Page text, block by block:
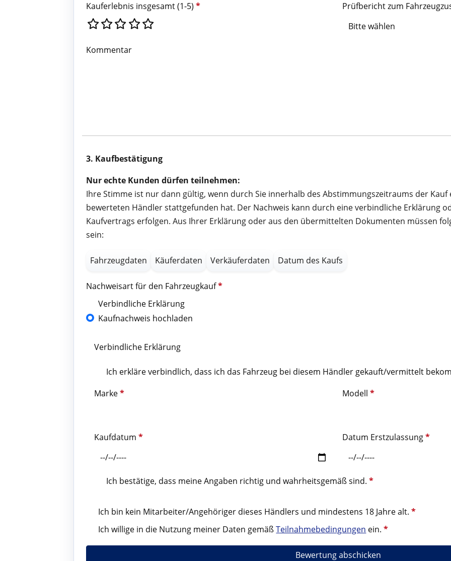
Kauferlebnis insgesamt (1-5)* Prüfbericht zum
Kommentar
3. Kaufbestätigung
Nur echte Kunden dürfen teilnehmen:
Ihre Stimme ist nur dann gültig, wenn durch Sie innerhalb des Abstimmungszeitraums der Kauf
bewerteten Händler stattgefunden hat. Der Nachweis kann durch eine verbindliche Erklärung
Kaufvertrags erfolgen. Aus Ihrer Erklärung oder aus den übermittelten Dokumenten müssen
sein:
Fahrzeugdaten Käuferdaten Verkäuferdaten Datum des Kaufs
Nachweisart für den Fahrzeugkauf*
Verbindliche Erklärung
Kaufnachweis hochladen
Verbindliche Erklärung
Ich erkläre verbindlich, dass ich das Fahrzeug bei diesem Händler gekauft/vermittelt
Marke* Modell *
Kaufdatum* Datum Erstzulassung*
Ich bestätige, dass meine Angaben richtig und wahrheitsgemäß sind.*
Ich bin kein Mitarbeiter/Angehöriger dieses Händlers und mindestens 18 Jahre alt.*
Ich willige in die Nutzung meiner Daten gemäßTeilnahmebedingungen ein.*
Bewertung abschicken